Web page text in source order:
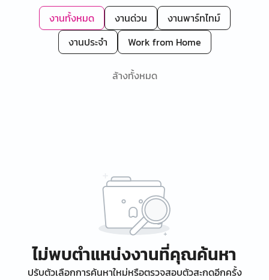
งานทั้งหมด งานด่วน
งานพาร์ทไทม์
งานประจำ
Work from Home
ล้างทั้งหมด
ไม่พบตำแหน่งงานที่คุณค้นหา
ปรับตัวเลือกการค้นหาใหม่หรือตรวจสอบตัวสะกดอีกครั้ง